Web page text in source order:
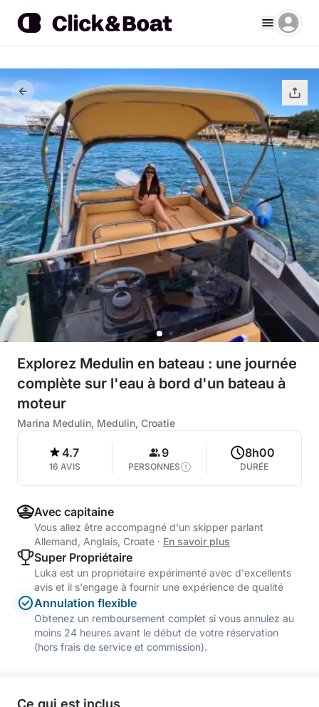
Explorez Medulin en bateau : une journée
complète sur l'eau à bord d'un bateau à
moteur
Marina Medulin, Medulin, Croatie
4.7
16 AVIS
9
PERSONNES
8h00
DURÉE
Avec capitaine
Vous allez être accompagné d'un skipper parlant
Allemand, Anglais, Croate · En savoir plus
Super Propriétaire
Luka est un propriétaire expérimenté avec d'excellents
avis et il s'engage à fournir une expérience de qualité
Annulation flexible
Obtenez un remboursement complet si vous annulez au
moins 24 heures avant le début de votre réservation
(hors frais de service et commission).
Ce qui est inclus